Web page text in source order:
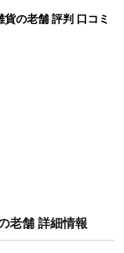
の老舗 評判 口コミ
老舗 詳細情報